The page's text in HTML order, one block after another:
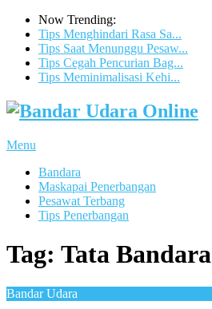
Now Trending:
Tips Menghindari Rasa Sa...
Tips Saat Menunggu Pesaw...
Tips Cegah Pencurian Bag...
Tips Meminimalisasi Kehi...
Menu
Bandara
Maskapai Penerbangan
Pesawat Terbang
Tips Penerbangan
Tag: Tata Bandara
Bandar Udara